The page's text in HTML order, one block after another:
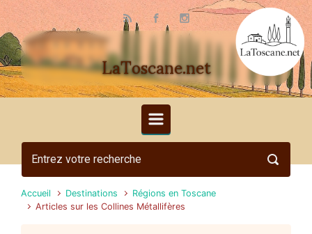
Skip to main content
LaToscane.net
Accueil Destinations
Régions en Toscane
Articles sur les Collines Métallifères